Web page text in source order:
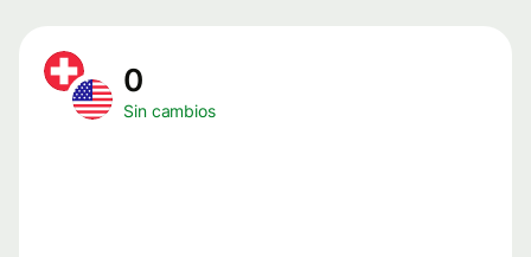
0
Sin cambios